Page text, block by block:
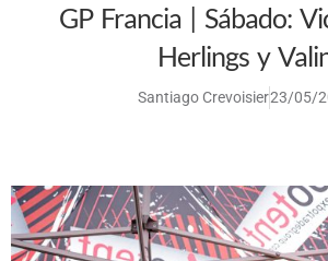
GP Francia | Sábado:
Herlings y
Santiago Crevoisier23/05/